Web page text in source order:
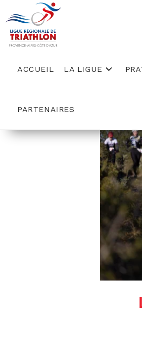
content
ACCUEIL LA LIGUE
PARTENAIRES